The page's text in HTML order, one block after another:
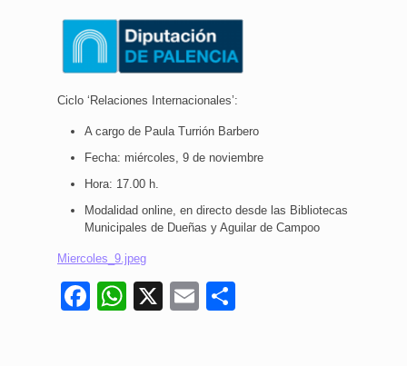
Ciclo ‘Relaciones Internacionales’:
A cargo de Paula Turrión Barbero
Fecha: miércoles, 9 de noviembre
Hora: 17.00 h.
Modalidad online, en directo desde las Bibliotecas
Municipales de Dueñas y Aguilar de Campoo
Miercoles_9.jpeg
Facebook
WhatsApp
X Email